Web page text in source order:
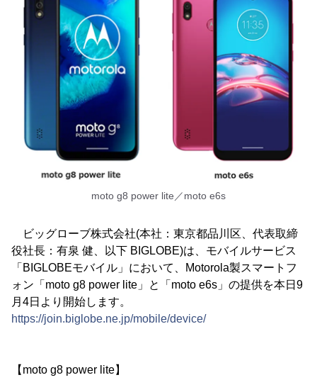
moto g8 power lite／moto e6s
ビッグローブ株式会社(本社：東京都品川区、代表取締
役社長：有泉 健、以下 BIGLOBE)は、モバイルサービス
「BIGLOBEモバイル」において、Motorola製スマートフ
ォン「moto g8 power lite」と「moto e6s」の提供を本日9
月4日より開始します。
https://join.biglobe.ne.jp/mobile/device/
【moto g8 power lite】